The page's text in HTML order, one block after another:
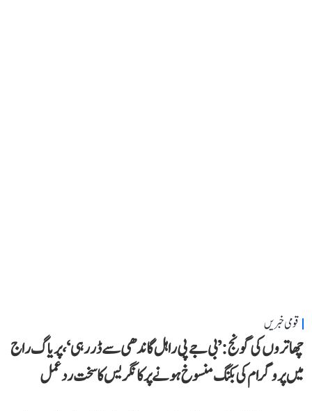
قومی خبریں
چھاتروں کی گونج: ’بی جے پی راہل گاندھی سے ڈر رہی‘، پریاگ راج
میں پروگرام کی بکنگ منسوخ ہونے پر کانگریس کا سخت ردعمل